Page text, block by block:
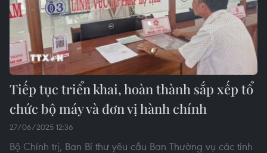
Tiếp tục triển khai, hoàn thành sắp xếp tổ
chức bộ máy và đơn vị hành chính
27/06/2025 12:36
Bộ Chính trị, Ban Bí thư yêu cầu Ban Thường vụ các tỉnh